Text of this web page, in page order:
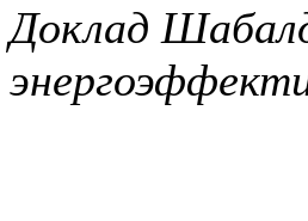
Доклад